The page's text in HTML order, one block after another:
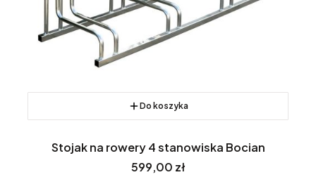
Do koszyka
Stojak na rowery 4 stanowiska Bocian
Cena
599,00 zł